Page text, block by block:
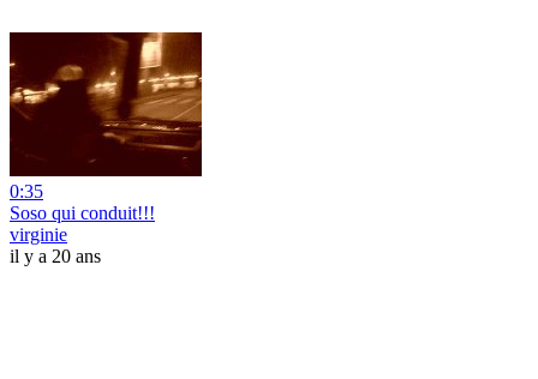
0:35
Soso qui conduit!!!
virginie
il y a 20 ans